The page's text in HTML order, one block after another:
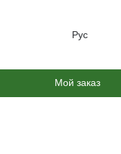
Рус
Мой заказ